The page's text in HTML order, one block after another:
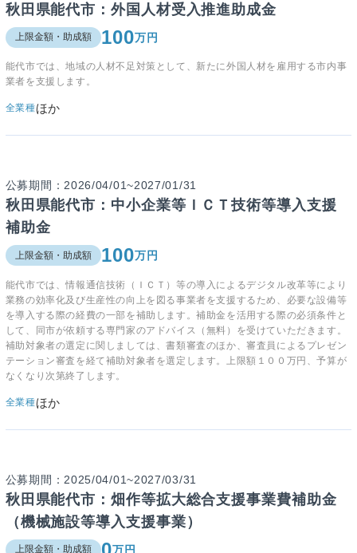
秋田県能代市：外国人材受入推進助成金
上限金額・助成額 100万円
能代市では、地域の人材不足対策として、新たに外国人材を雇用する市内事
業者を支援します。
全業種ほか
公募期間：2026/04/01~2027/01/31
秋田県能代市：中小企業等ＩＣＴ技術等導入支援
補助金
上限金額・助成額 100万円
能代市では、情報通信技術（ＩＣＴ）等の導入によるデジタル改革等により
業務の効率化及び生産性の向上を図る事業者を支援するため、必要な設備等
を導入する際の経費の一部を補助します。補助金を活用する際の必須条件と
して、同市が依頼する専門家のアドバイス（無料）を受けていただきます。
補助対象者の選定に関しましては、書類審査のほか、審査員によるプレゼン
テーション審査を経て補助対象者を選定します。上限額１００万円、予算が
なくなり次第終了します。
全業種ほか
公募期間：2025/04/01~2027/03/31
秋田県能代市：畑作等拡大総合支援事業費補助金
（機械施設等導入支援事業）
上限金額・助成額 万円